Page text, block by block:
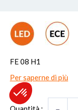
FE 08 H1
Per saperne di più